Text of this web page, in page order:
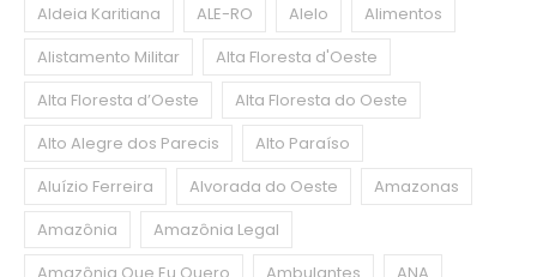
Aldeia Karitiana
ALE-RO Alelo
Alimentos
Alistamento Militar
Alta Floresta d'Oeste
Alta Floresta d’Oeste
Alta Floresta do Oeste
Alto Alegre dos Parecis
Alto Paraíso
Aluízio Ferreira
Alvorada do Oeste
Amazonas
Amazônia
Amazônia Legal
Amazônia Que Eu Quero
Ambulantes
ANA